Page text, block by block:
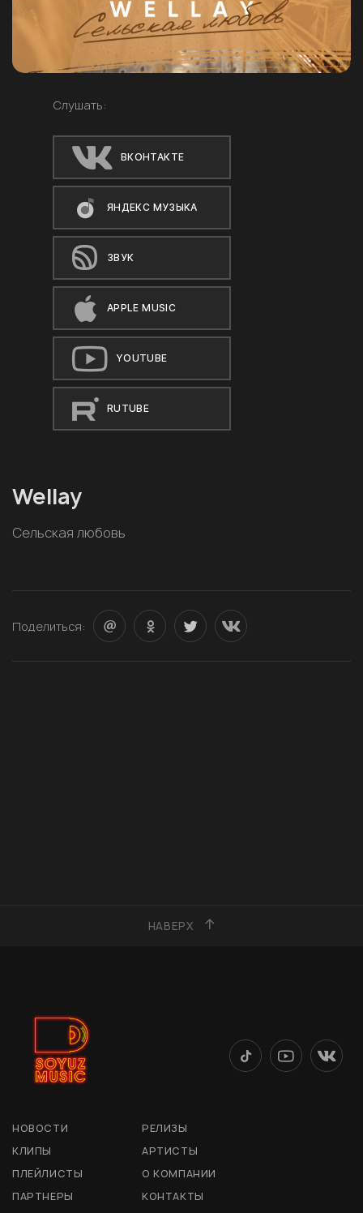
Слушать:
ВКОНТАКТЕ
ЯНДЕКС МУЗЫКА
ЗВУК
APPLE MUSIC
YOUTUBE
RUTUBE
Wellay
Сельская любовь
Поделиться:
НАВЕРХ
НОВОСТИ
РЕЛИЗЫ
КЛИПЫ
АРТИСТЫ
ПЛЕЙЛИСТЫ
О КОМПАНИИ
ПАРТНЕРЫ
КОНТАКТЫ